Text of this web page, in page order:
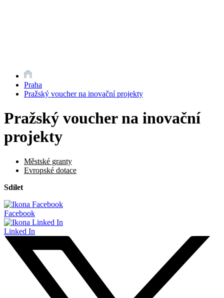
Praha
Pražský voucher na inovační projekty
Pražský voucher na inovační
projekty
Městské granty
Evropské dotace
Sdílet
Facebook
Linked In